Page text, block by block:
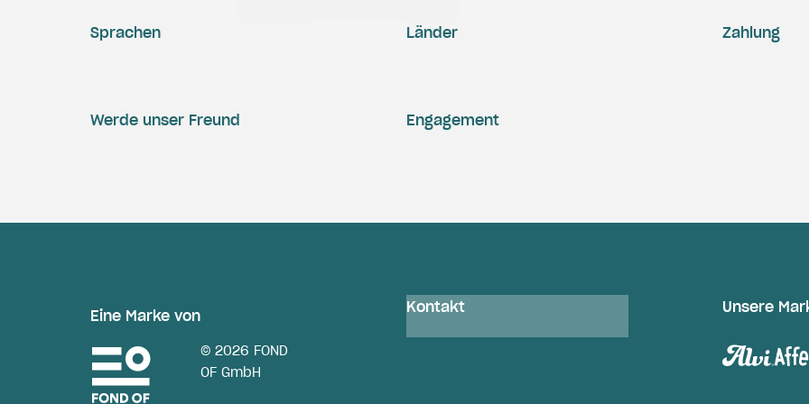
Zahlung
Engagement
Werde unser Freund
Sprachen Länder
Eine Marke von
© 2026 FOND
OF GmbH
Kontakt Unsere